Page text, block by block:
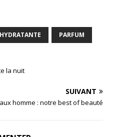
PARFUM
la nuit
SUIVANT
homme : notre best of beauté